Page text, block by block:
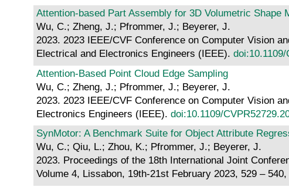
Attention-based Part Assembly for 3D Volumetric Shape
Wu, C.; Zheng, J.; Pfrommer, J.; Beyerer, J.
2023. 2023 IEEE/CVF Conference on Computer Vision
Electrical and Electronics Engineers (IEEE).
Attention-Based Point Cloud Edge Sampling
Wu, C.; Zheng, J.; Pfrommer, J.; Beyerer, J.
2023. 2023 IEEE/CVF Conference on Computer Vision
Electronics Engineers (IEEE). doi:10.1109/
SynMotor: A Benchmark Suite for Object Attribute
Wu, C.; Qiu, L.; Zhou, K.; Pfrommer, J.; Beyerer, J.
2023. Proceedings of the 18th International Joint
Volume 4, Lissabon, 19th-21st February 2023, 529 –